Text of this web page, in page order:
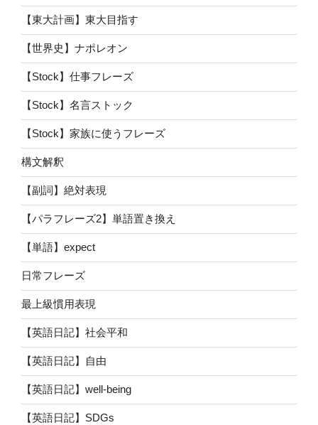
【東大計画】東大目指す
【世界史】ナポレオン
【Stock】仕事フレーズ
【Stock】名言ストック
【Stock】家族に使うフレーズ
構文解釈
【副詞】絶対表現
【パラフレーズ2】単語置き換え
【単語】expect
日常フレーズ
最上級慣用表現
【英語日記】社会平和
【英語日記】自由
【英語日記】well-being
【英語日記】SDGs